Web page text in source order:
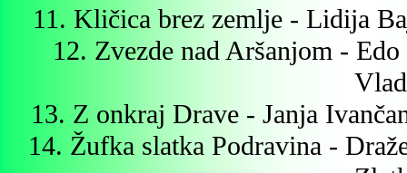
11. Kličica brez zemlje - Lidija
12. Zvezde nad Aršanjom -
13. Z onkraj Drave - Janja
14. Žufka slatka Podravina -